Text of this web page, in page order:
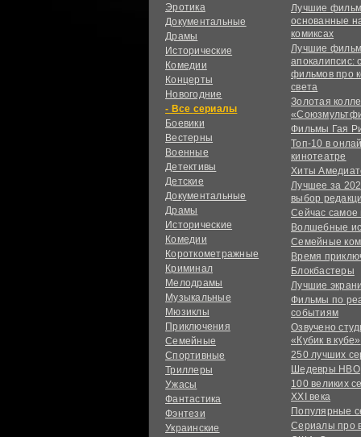
Эротика
Документальные
Драмы
Исторические
Комедии
Концерты
Новогодние
сериалы
Боевики
Вестерны
Военные
Детективы
Детские
Документальные
Драмы
Исторические
Комедии
Короткометражные
Криминал
Мелодрамы
Музыкальные
Мюзиклы
Приключения
Семейные
Спортивные
Триллеры
Ужасы
Фантастика
Фэнтези
Украинcкие
Лучшие
основанные
комиксах
Лучшие
апокалипсис:
фильмов про
света
Золотая
Фильмы Гая
Топ-10 в
кинотеатре
Хиты
Лучшее за
выбор
Сейчас самое
Волшебные
Семейные
Время
Блокбастеры
Лучшие
Фильмы по
событиям
Озвучено
«Кубик в кубе»
250 лучших
Шедевры HBO
100 великих
XXI века
Популярные
Сериалы про